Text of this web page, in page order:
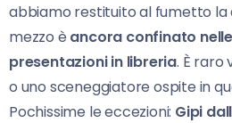
abbiamo restituito al fumetto la
mezzo è ancora confinato
presentazioni in libreria. È raro
o uno sceneggiatore ospite in
Pochissime le eccezioni: Gipi